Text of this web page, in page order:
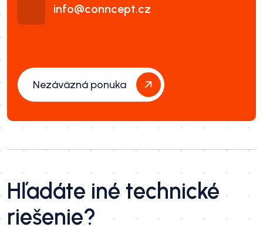
info@conncept.cz
Nezáväzná ponuka
Hľadáte iné technické
riešenie?